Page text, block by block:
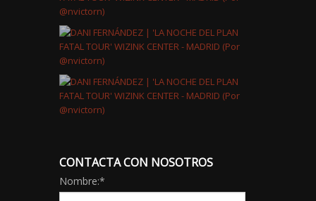
CONTACTA CON NOSOTROS
Nombre:*